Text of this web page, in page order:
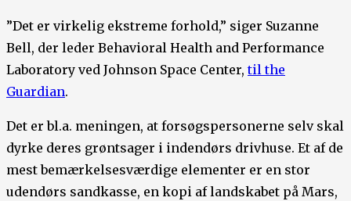
”Det er virkelig ekstreme forhold,” siger Suzanne
Bell, der leder Behavioral Health and Performance
Laboratory ved Johnson Space Center,til the
Guardian.
Det er bl.a. meningen, at forsøgspersonerne selv skal
dyrke deres grøntsager i indendørs drivhuse. Et af de
mest bemærkelsesværdige elementer er en stor
udendørs sandkasse, en kopi af landskabet på Mars,